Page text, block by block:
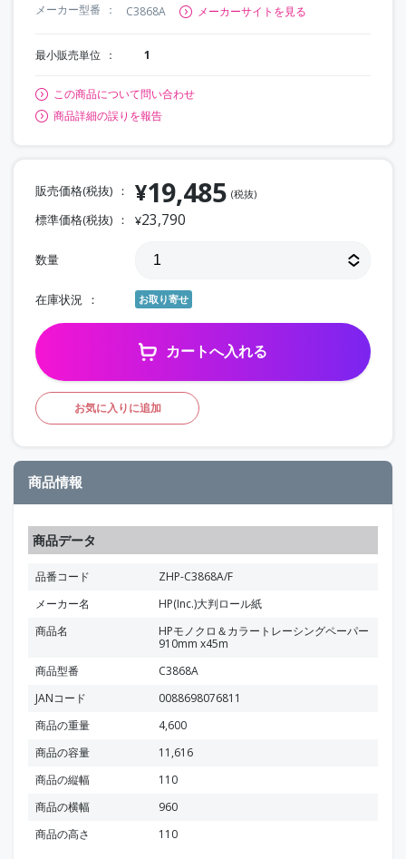
メーカー型番
C3868A メーカーサイトを見る
最小販売単位 1
この商品について問い合わせ
商品詳細の誤りを報告
販売価格(税抜) ¥19,485 (税抜)
標準価格(税抜) ¥23,790
数量
在庫状況 お取り寄せ
カートへ入れる
お気に入りに追加
商品情報
商品データ
品番コード
ZHP-C3868A/F
メーカー名
HP(Inc.)大判ロール紙
商品名
HPモノクロ＆カラートレーシングペーパー
910mm x45m
商品型番
C3868A
JANコード
0088698076811
商品の重量
4,600
商品の容量
11,616
商品の縦幅
110
商品の横幅
960
商品の高さ
110